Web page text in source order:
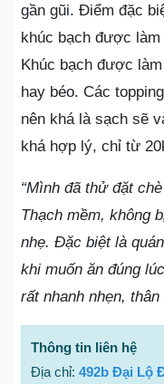
gần gũi. Điểm đặc
khúc bạch được
Khúc bạch được
hay béo. Các
nên khá là sạch sẽ
khá hợp lý, chỉ từ
“Mình đã thử đặt
Thạch mềm, không
nhẹ. Đặc biệt là
khi muốn ăn đúng
rất nhanh nhẹn, thân
Thông tin liên hệ
Địa chỉ: 492b Đại Lộ